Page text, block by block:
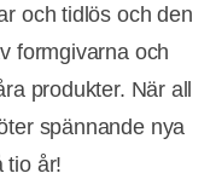
och tidlös och den
formgivarna och
produkter. När all
spännande nya
tio år!